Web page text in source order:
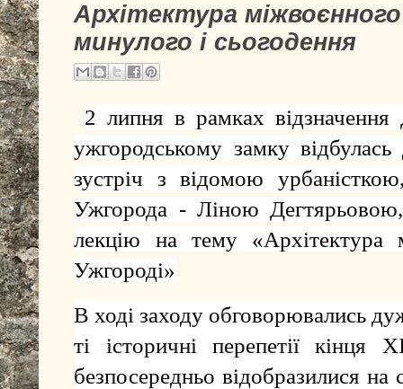
Архітектура
минулого і сьогодення
2 липня в рамках відзначення
ужгородському замку
зустріч з відомою
Ужгорода - Ліною
лекцію на тему «Архітектура
Ужгороді»
В ході заходу обговорювались
ті історичні перепетії
безпосередньовідобразилися на